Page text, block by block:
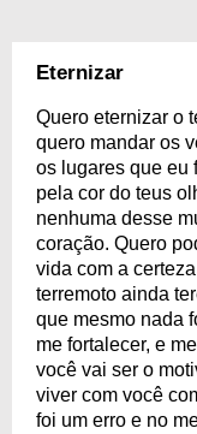
Eternizar
Quero eternizar o
quero mandar os
os lugares que eu
pela cor do teus
nenhuma desse
coração. Quero
vida com a
terremoto ainda
que mesmo nada
me fortalecer, e
você vai ser o
viver com você
foi um erro e no